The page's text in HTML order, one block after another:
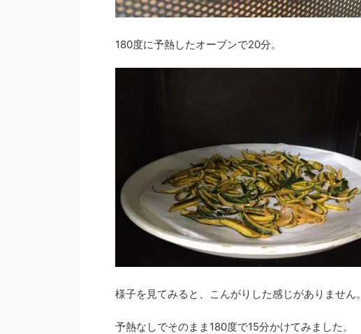
180度に予熱したオーブンで20分。
様子を見てみると、こんがりした感じがありません。
予熱なしでそのまま180度で15分かけてみました。